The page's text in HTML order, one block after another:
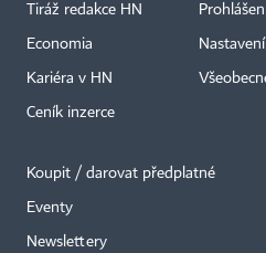
Tiráž redakce HN
Economia
Kariéra v HN
Ceník inzerce
Koupit / darovat předplatné
Eventy
Newslettery